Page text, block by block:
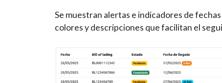
Se muestran alertas e indicadores de
colores y descripciones que facilitan el